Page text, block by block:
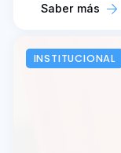
Saber más
INSTITUCIONAL